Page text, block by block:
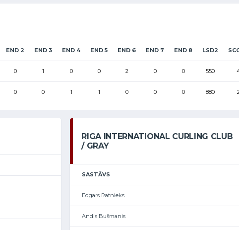
END 2 END 3 END 4 END 5 END 6 END 7 END 8 LSD2
0 1 0 0 2 0 0 550
0 0 1 1 0 0 0 880 2
RIGA INTERNATIONAL CURLING CLUB
/ GRAY
SASTĀVS
Edgars Ratnieks
Andis Bušmanis